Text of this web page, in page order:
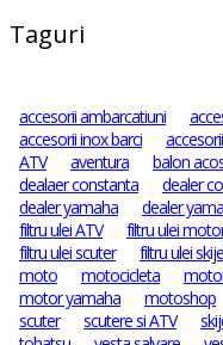
Taguri
accesorii ambarcatiuni
accesorii inox barci
ATV
aventura balon
dealaer constanta
dealer
dealer yamaha
dealer
filtru ulei ATV
filtru ulei
filtru ulei scuter
filtru ulei
moto
motocicleta
motor yamaha
motoshop
scuter
scutere si ATV